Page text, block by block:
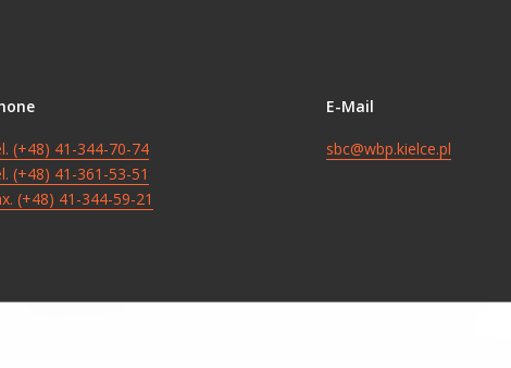
(+48) 41-344-70-74
(+48) 41-361-53-51
(+48) 41-344-59-21
E-Mail
sbc@wbp.kielce.pl